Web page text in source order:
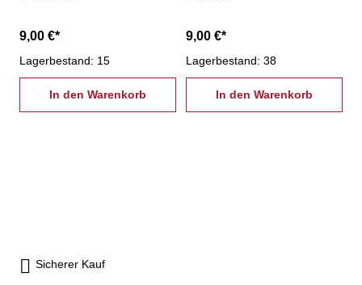
9,00 €*
Lagerbestand: 15
In den Warenkorb
9,00 €*
Lagerbestand: 38
In den Warenkorb
Sicherer Kauf